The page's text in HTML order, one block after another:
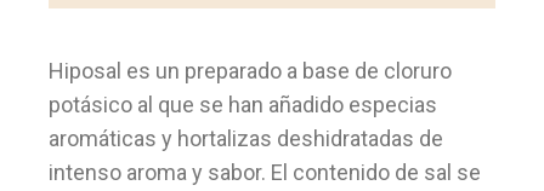
Hiposal es un preparado a base de cloruro
potásico al que se han añadido especias
aromáticas y hortalizas deshidratadas de
intenso aroma y sabor. El contenido de sal se